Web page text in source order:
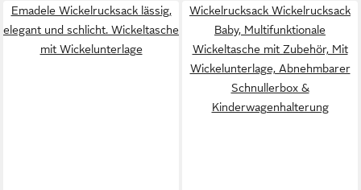
Emadele Wickelrucksack lässig,
elegant und schlicht. Wickeltasche
mit Wickelunterlage
Wickelrucksack Wickelrucksack
Baby, Multifunktionale
Wickeltasche mit Zubehör, Mit
Wickelunterlage, Abnehmbarer
Schnullerbox &
Kinderwagenhalterung